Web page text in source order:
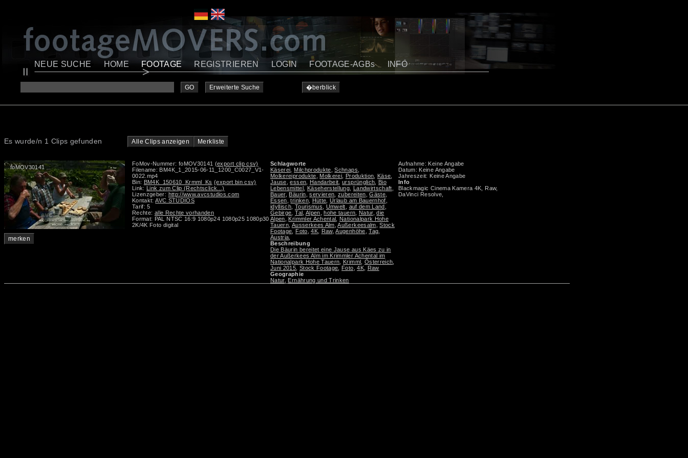
NEUE SUCHE HOME FOOTAGE REGISTRIEREN LOGIN FOOTAGE-AGBs INFO
GO Erweiterte Suche �berblick
Es wurde/n 1 Clips gefunden Alle Clips anzeigen Merkliste
foMOV30141
merken
FoMov-Nummer: foMOV30141 (export clip csv)
Filename: BM4K_1_2015-06-11_1200_C0027_V1-
0022.mp4
Bin: BM4K_150610_Krmml_Ks (export bin csv)
Link: Link zum Clip (Rechtsclick...)
Lizenzgeber: http://www.avcstudios.com
Kontakt:AVC STUDIOS
Tarif: 5
Rechte: alle Rechte vorhanden
Format: PAL NTSC 16:9 1080p24 1080p25 1080p30
2K/4K Foto digital
Schlagworte
Käserei
Milchprodukte ,Schnaps
Molkereiprodukte
Molkerei Produktion Käse
Jause ,essen Handarbeit ,ursprünglich
Bio
Lebensmittel
Käseherstellung Landwirtschaft
Bauer, Bäurin ,servieren ,zubereiten ,Gäste
Essen ,trinken, Hütte ,Urlaub am Bauernhof
idyllisch Tourismus Umwelt auf dem Land
Gebirge ,Tal Alpen ,hohe tauern Natur,die
Alpen
Krimmler Achental
Nationalpark Hohe
Tauern Ausserkees Alm ,Außerkeesalm ,Stock
Footage
Foto ,4K, Raw,Augenhöhe ,Tag
Austria
Beschreibung
Die Bäurin bereitet eine Jause aus Käes zu in
der Außerkees Alm im Krimmler Achental im
Nationalpark Hohe Tauern
Krimml Österreich
Juni 2015 Stock Footage Foto ,4K,
Raw
Geographie
Natur, Ernährung und Trinken
Aufnahme: Keine Angabe
Datum: Keine Angabe
Jahreszeit: Keine Angabe
Info
Blackmagic Cinema Kamera 4K, Raw,
DaVinci Resolve,